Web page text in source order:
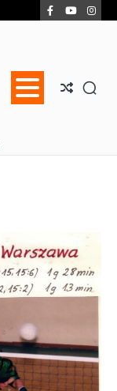
Facebook
YouTube